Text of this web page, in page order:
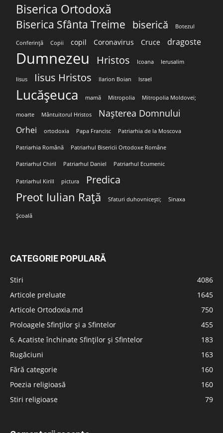
Biserica Ortodoxă
Biserica Sfânta Treime biserică Botezul
Conferință Copii copil Coronavirus Cruce dragoste
Dumnezeu Hristos Icoana Ierusalim
Iisus Iisus Hristos Ilarion Boian Israel
Lucășeuca mamă Mitropolia Mitropolia Moldovei;
moarte Mântuitorul Hristos Nașterea Domnului
Orhei ortodoxia Papa Francisc Patriarhia de la Moscova
Patriarhia Română Patriarhul Bisericii Ortodoxe Române
Patriarhul Chiril Patriarhul Daniel Patriarhul Ecumenic
Patriarhul Kirill pictura Predica
Preot Iulian Rață Sfaturi duhovnicești; Sinaxa
Școală
CATEGORIE POPULARĂ
Stiri
4086
Articole preluate
1645
Articole Ortodoxia.md
750
Proloagele Sfinților și a Sfintelor
455
6. Acatiste închinate Sfinților și Sfintelor
183
Rugăciuni
163
Fără categorie
160
Poezia religioasă
160
Stiri religioase
79